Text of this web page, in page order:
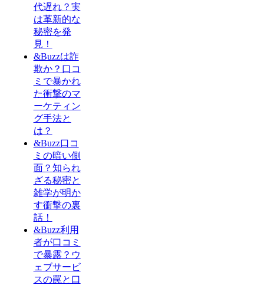
代遅れ？実
は革新的な
秘密を発
見！
&Buzzは詐
欺か？口コ
ミで暴かれ
た衝撃のマ
ーケティン
グ手法と
は？
&Buzz口コ
ミの暗い側
面？知られ
ざる秘密と
雑学が明か
す衝撃の裏
話！
&Buzz利用
者が口コミ
で暴露？ウ
ェブサービ
スの罠と口